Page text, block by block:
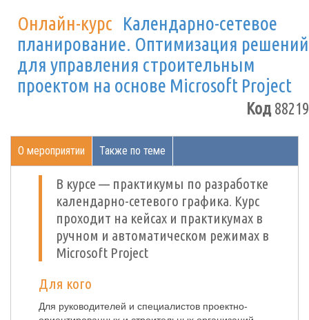
Онлайн-курс Календарно-сетевое
планирование. Оптимизация решений
для управления строительным
проектом на основе Microsoft Project
Код88219
О мероприятии Также по теме
В курсе — практикумы по разработке
календарно-сетевого графика. Курс
проходит на кейсах и практикумах в
ручном и автоматическом режимах в
Microsoft Project
Для кого
Для руководителей и специалистов проектно-